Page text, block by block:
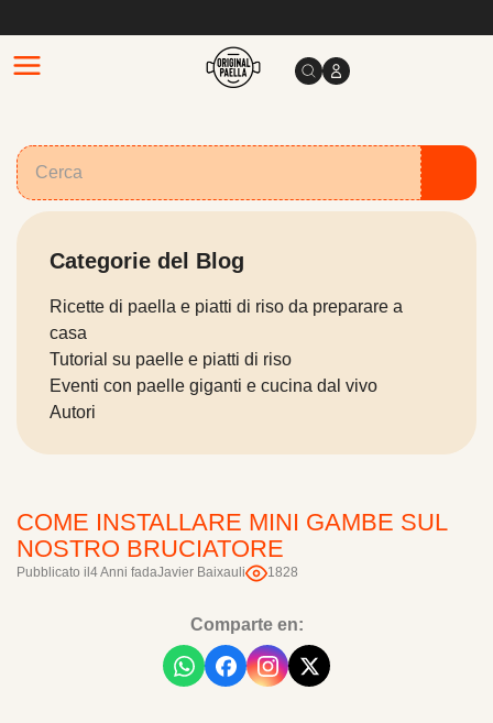
COME INSTALLARE MINI GAMBE SUL
NOSTRO BRUCIATORE
Pubblicato il 4 Anni fadaJavier Baixauli 1828
Comparte en:
Categorie del Blog
Ricette di paella e piatti di riso da preparare a
casa
Tutorial su paelle e piatti di riso
Eventi con paelle giganti e cucina dal vivo
Autori